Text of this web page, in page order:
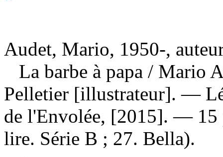
Audet, Mario, 1950-,
La barbe à papa / Mario
Pelletier [illustrateur]. —
de l'Envolée, [2015]. —
lire. Série B ; 27. Bella).